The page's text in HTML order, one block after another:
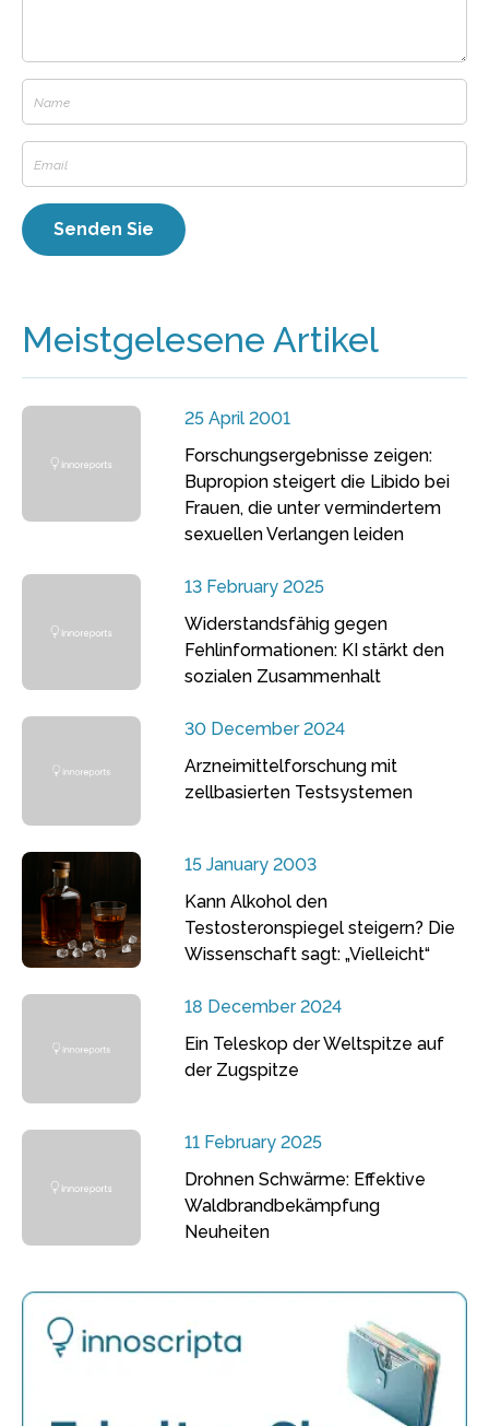
Meistgelesene Artikel
25 April 2001
Forschungsergebnisse zeigen:
Bupropion steigert die Libido bei
Frauen, die unter vermindertem
sexuellen Verlangen leiden
13 February 2025
Widerstandsfähig gegen
Fehlinformationen: KI stärkt den
sozialen Zusammenhalt
30 December 2024
Arzneimittelforschung mit
zellbasierten Testsystemen
15 January 2003
Kann Alkohol den
Testosteronspiegel steigern? Die
Wissenschaft sagt: „Vielleicht“
18 December 2024
Ein Teleskop der Weltspitze auf
der Zugspitze
11 February 2025
Drohnen Schwärme: Effektive
Waldbrandbekämpfung
Neuheiten